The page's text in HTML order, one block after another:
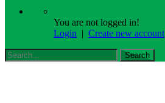
You are not logged in!
Login | Create new account